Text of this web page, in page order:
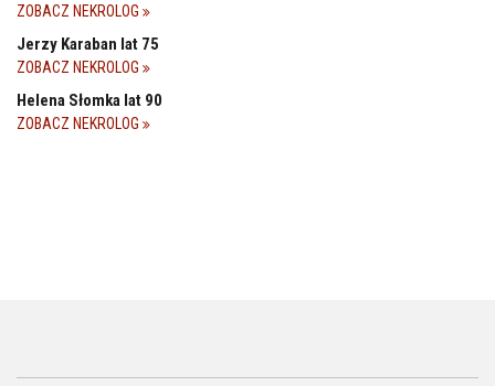
ZOBACZ NEKROLOG
Jerzy Karaban lat 75
ZOBACZ NEKROLOG
Helena Słomka lat 90
ZOBACZ NEKROLOG